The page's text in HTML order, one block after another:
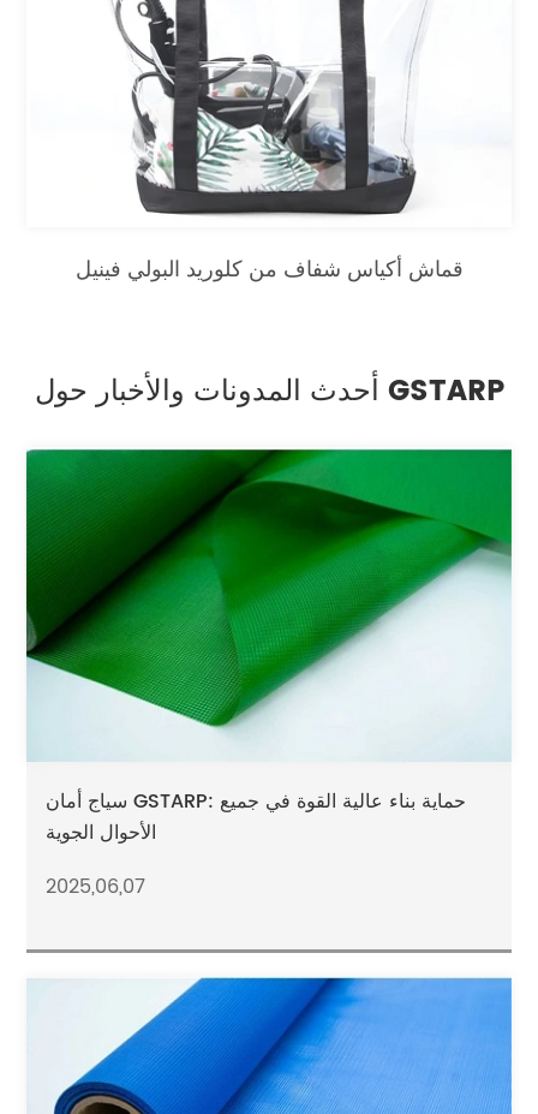
قماش أكياس شفاف من كلوريد البولي فينيل
أحدث المدونات والأخبار حول GSTARP
سياج أمان GSTARP: حماية بناء عالية القوة في جميع
الأحوال الجوية
2025,06,07